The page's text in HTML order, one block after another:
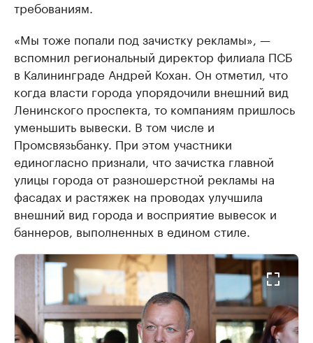
требованиям.
«Мы тоже попали под зачистку рекламы», —
вспомнил региональный директор филиала ПСБ
в Калининграде Андрей Кохан. Он отметил, что
когда власти города упорядочили внешний вид
Ленинского проспекта, то компаниям пришлось
уменьшить вывески. В том числе и
Промсвязьбанку. При этом участники
единогласно признали, что зачистка главной
улицы города от разношерстной рекламы на
фасадах и растяжек на проводах улучшила
внешний вид города и восприятие вывесок и
баннеров, выполненных в едином стиле.